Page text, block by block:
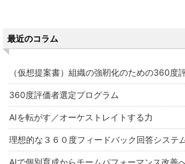
最近のコラム
（仮想提案書）組織の強靭化のための360度
360度評価者選定プログラム
AIを転がす／オーケストレイトする力
理想的な３６０度フィードバック回答システ
AIで個別育成からチームパフォーマンス改善